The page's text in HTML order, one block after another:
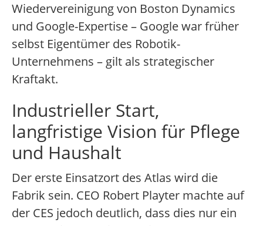
Wiedervereinigung von Boston Dynamics
und Google-Expertise – Google war früher
selbst Eigentümer des Robotik-
Unternehmens – gilt als strategischer
Kraftakt.
Industrieller Start,
langfristige Vision für Pflege
und Haushalt
Der erste Einsatzort des Atlas wird die
Fabrik sein. CEO Robert Playter machte auf
der CES jedoch deutlich, dass dies nur ein